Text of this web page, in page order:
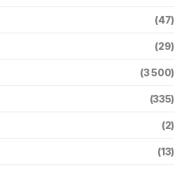
(47)
(29)
(3 500)
(335)
(2)
(13)